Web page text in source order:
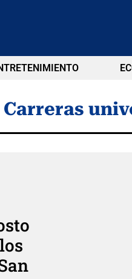
Carreras